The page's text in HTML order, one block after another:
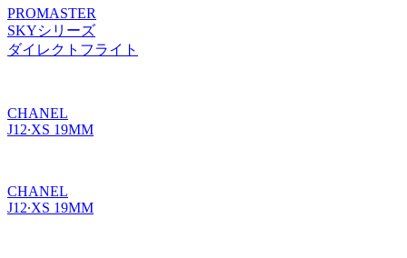
PROMASTER
SKYシリーズ
ダイレクトフライト
CHANEL
J12∙XS 19MM
CHANEL
J12∙XS 19MM